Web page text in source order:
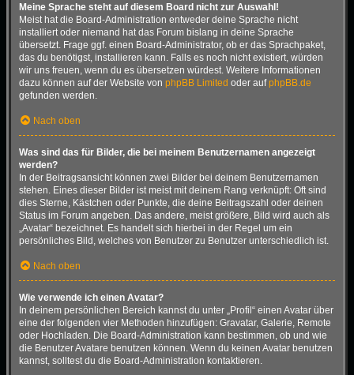
Meine Sprache steht auf diesem Board nicht zur Auswahl!
Meist hat die Board-Administration entweder deine Sprache nicht
installiert oder niemand hat das Forum bislang in deine Sprache
übersetzt. Frage ggf. einen Board-Administrator, ob er das Sprachpaket,
das du benötigst, installieren kann. Falls es noch nicht existiert, würden
wir uns freuen, wenn du es übersetzen würdest. Weitere Informationen
dazu können auf der Website von phpBB Limited oder aufphpBB.de
gefunden werden.
Nach oben
Was sind das für Bilder, die bei meinem Benutzernamen angezeigt
werden?
In der Beitragsansicht können zwei Bilder bei deinem Benutzernamen
stehen. Eines dieser Bilder ist meist mit deinem Rang verknüpft: Oft sind
dies Sterne, Kästchen oder Punkte, die deine Beitragszahl oder deinen
Status im Forum angeben. Das andere, meist größere, Bild wird auch als
„Avatar“ bezeichnet. Es handelt sich hierbei in der Regel um ein
persönliches Bild, welches von Benutzer zu Benutzer unterschiedlich ist.
Nach oben
Wie verwende ich einen Avatar?
In deinem persönlichen Bereich kannst du unter „Profil“ einen Avatar über
eine der folgenden vier Methoden hinzufügen: Gravatar, Galerie, Remote
oder Hochladen. Die Board-Administration kann bestimmen, ob und wie
die Benutzer Avatare benutzen können. Wenn du keinen Avatar benutzen
kannst, solltest du die Board-Administration kontaktieren.